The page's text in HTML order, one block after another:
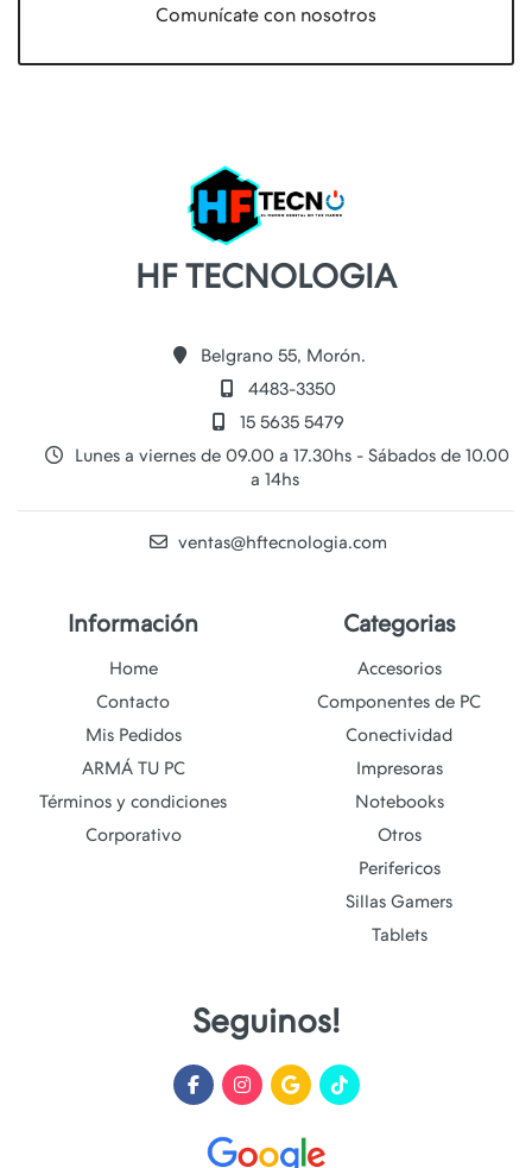
Comunícate con nosotros
HF TECNOLOGIA
Belgrano 55, Morón.
4483-3350
15 5635 5479
Lunes a viernes de 09.00 a 17.30hs - Sábados de 10.00
a 14hs
ventas@hftecnologia.com
Información
Home
Contacto
Mis Pedidos
ARMÁ TU PC
Términos y condiciones
Corporativo
Categorias
Accesorios
Componentes de PC
Conectividad
Impresoras
Notebooks
Otros
Perifericos
Sillas Gamers
Tablets
Seguinos!